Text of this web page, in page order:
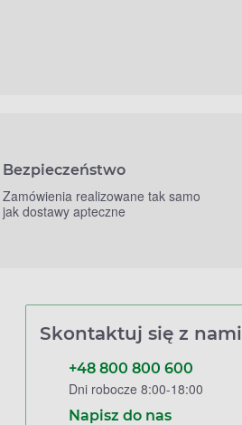
Bezpieczeństwo
Zamówienia realizowane tak samo
jak dostawy apteczne
Skontaktuj się z nami
+48 800 800 600
Dni robocze 8:00-18:00
Napisz do nas